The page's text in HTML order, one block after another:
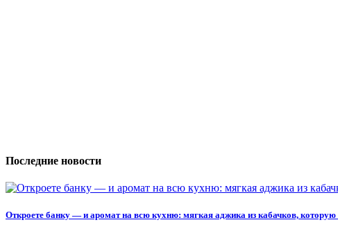
Последние новости
Откроете банку — и аромат на всю кухню: мягкая аджика из кабачков,